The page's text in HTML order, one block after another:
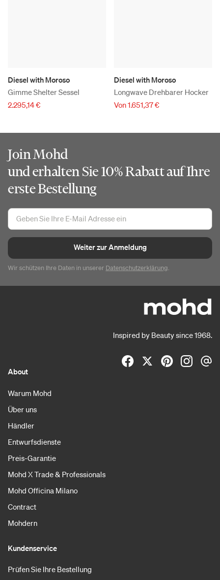
Diesel with Moroso
Gimme Shelter Sessel
2.295,14 €
Diesel with Moroso
Longwave Drehbarer Hocker
Von 1.651,37 €
Join Mohd
und erhalten Sie 10% Rabatt auf Ihre
erste Bestellung
Weiter zur Anmeldung
Wir schützen Ihre Daten in unserer Datenschutzerklärung.
Inspired by Beauty since 1968.
About
Warum Mohd
Über uns
Händler
Entwurfsdienste
Preis-Garantie
Mohd X Trade & Professionals
Mohd Officina Milano
Contract
Mohdern
Kundenservice
Prüfen Sie Ihre Bestellung